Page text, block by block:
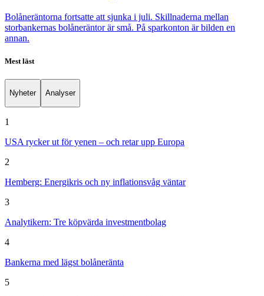
Bolåneräntorna fortsatte att sjunka i juli. Skillnaderna mellan
storbankernas bolåneräntor är små. På sparkonton är bilden en
annan.
Mest läst
Nyheter Analyser
1
USA rycker ut för yenen – och retar upp Europa
2
Hemberg: Energikris och ny inflationsvåg väntar
3
Analytikern: Tre köpvärda investmentbolag
4
Bankerna med lägst bolåneränta
5